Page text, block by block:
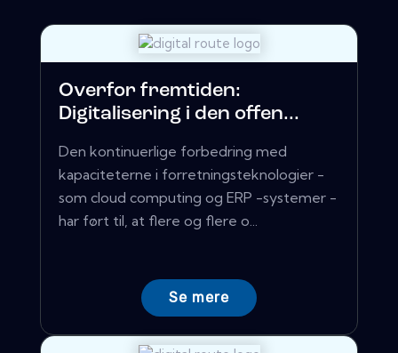
Overfor fremtiden:
Digitalisering i den offen...
Den kontinuerlige forbedring med
kapaciteterne i forretningsteknologier -
som cloud computing og ERP -systemer -
har ført til, at flere og flere o...
Se mere